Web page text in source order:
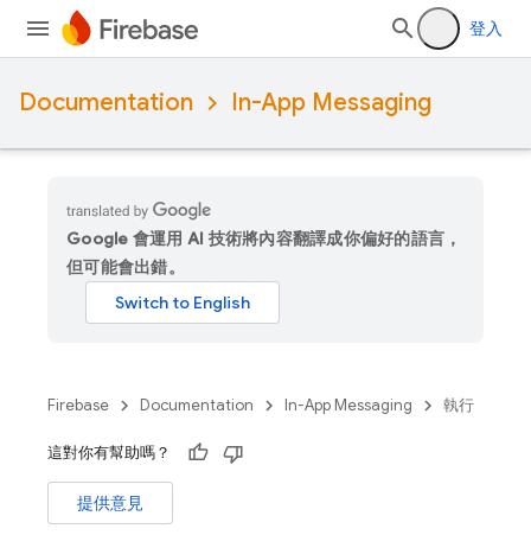
登入
Documentation In-App Messaging
Google 會運用 AI 技術將內容翻譯成你偏好的語言，
但可能會出錯。
Firebase Documentation In-App Messaging 執行
這對你有幫助嗎？
提供意見